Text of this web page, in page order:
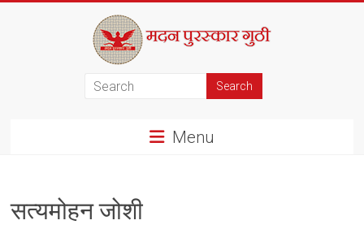
Menu
सत्यमोहन जोशी